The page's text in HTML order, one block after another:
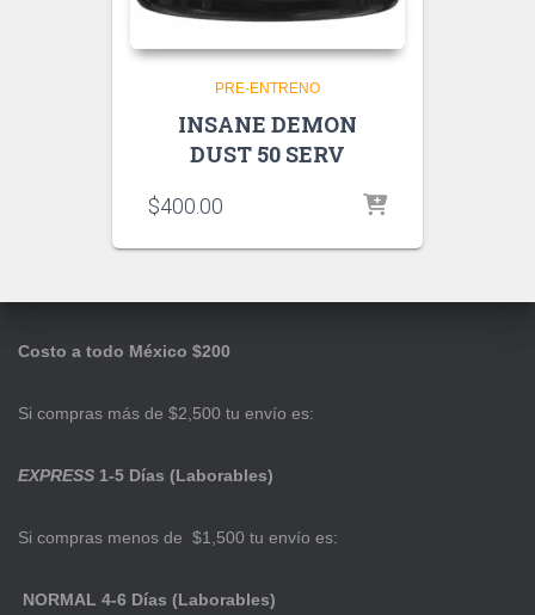
PRE-ENTRENO
INSANE DEMON
DUST 50 SERV
$400.00
Costo a todo México $200
Si compras más de $2,500 tu envío es:
EXPRESS 1-5 Días (Laborables)
Si compras menos de $1,500 tu envío es:
NORMAL 4-6 Días (Laborables)